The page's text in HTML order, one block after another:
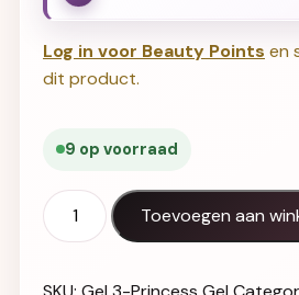
Log in voor Beauty Points en
dit product.
9 op voorraad
Princess Gel No 3 PINK 5g aantal
Toevoegen aan